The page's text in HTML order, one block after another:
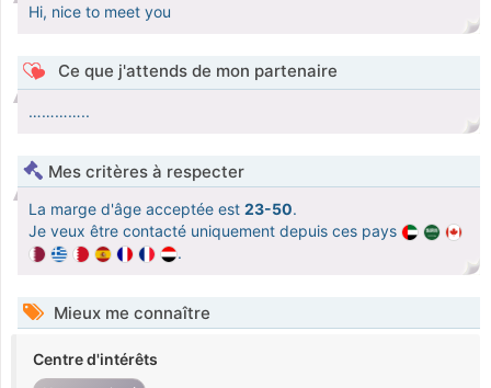
Hi, nice to meet you
Ce que j'attends de mon partenaire
…………..
Mes critères à respecter
La marge d'âge acceptée est 23-50.
Je veux être contacté uniquement depuis ces pays
.
Mieux me connaître
Centre d'intérêts